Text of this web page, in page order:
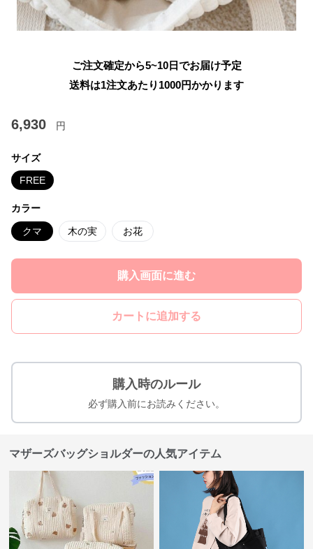
ご注文確定から5~10日でお届け予定
送料は1注文あたり 1000円かかります
6,930 円
サイズ
FREE
カラー
クマ 木の実 お花
購入画面に進む
カートに追加する
購入時のルール
必ず購入前にお読みください。
マザーズバッグショルダーの人気アイテム